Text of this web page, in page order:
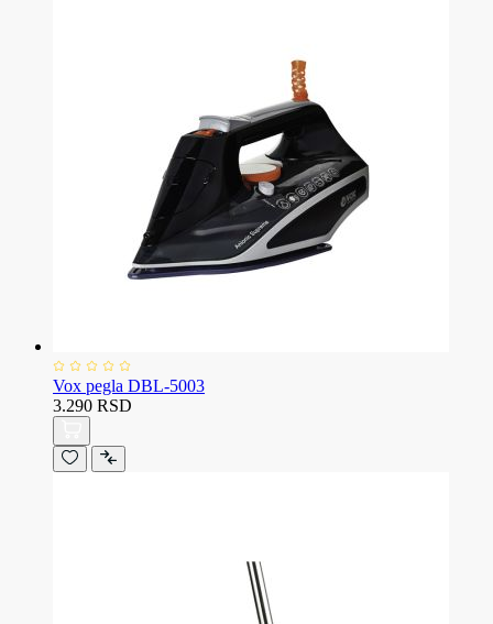
Vox pegla DBL-5003
3.290 RSD